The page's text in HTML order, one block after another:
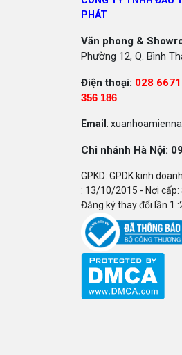
PHÁT
Văn phong &
Phường 12, Q. Bình
Điện thoại: 028
356 186
Email :
Chi nhánh Hà Nội:
GPKD: GPDK kinh
: 13/10/2015 - Nơi cấp:
Đăng ký thay đổi lần 1